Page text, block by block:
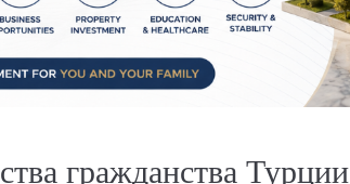
гражданства Турции